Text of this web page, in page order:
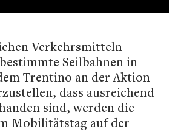
Verkehrsmitteln
Seilbahnen in
Trentino an der Aktion
dass ausreichend
sind, werden die
Mobilitätstag auf der